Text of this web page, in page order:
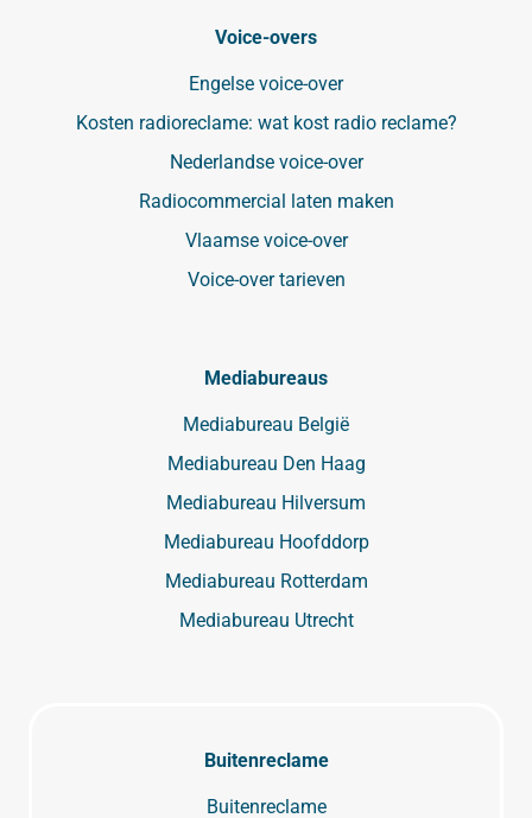
Voice-overs
Engelse voice-over
Kosten radioreclame: wat kost radio reclame?
Nederlandse voice-over
Radiocommercial laten maken
Vlaamse voice-over
Voice-over tarieven
Mediabureaus
Mediabureau België
Mediabureau Den Haag
Mediabureau Hilversum
Mediabureau Hoofddorp
Mediabureau Rotterdam
Mediabureau Utrecht
Buitenreclame
Buitenreclame